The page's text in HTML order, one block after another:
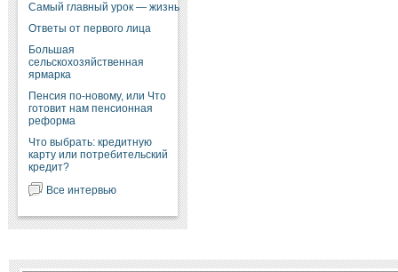
Самый главный урок — жизнь
Ответы от первого лица
Большая
сельскохозяйственная
ярмарка
Пенсия по-новому, или Что
готовит нам пенсионная
реформа
Что выбрать: кредитную
карту или потребительский
кредит?
Все интервью